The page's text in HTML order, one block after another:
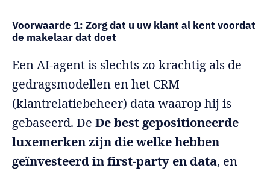
Voorwaarde 1: Zorg dat u uw klant al kent voordat
de makelaar dat doet
Een AI-agent is slechts zo krachtig als de
gedragsmodellen en het CRM
(klantrelatiebeheer) data waarop hij is
gebaseerd. DeDe best gepositioneerde
luxemerken zijn die welke hebben
geïnvesteerd in first-party en data, en